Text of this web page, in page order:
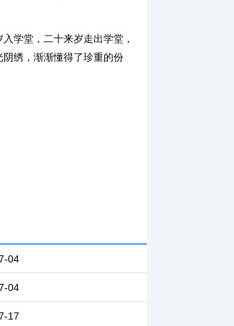
学堂，二十来岁走出学堂，
阴绣，渐渐懂得了珍重的份
04
04
17